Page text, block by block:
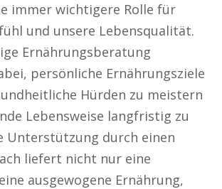
immer wichtigere Rolle für
und unsere Lebensqualität.
Ernährungsberatung
persönliche Ernährungsziele
Hürden zu meistern
Lebensweise langfristig zu
Unterstützung durch einen
liefert nicht nur eine
ausgewogene Ernährung,